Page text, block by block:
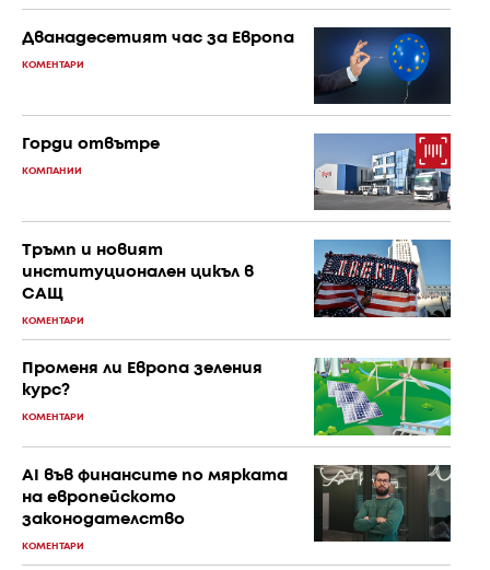
Дванадесетият час за Европа
КОМЕНТАРИ
Горди отвътре
КОМПАНИИ
Тръмп и новият
институционален цикъл в
САЩ
КОМЕНТАРИ
Променя ли Европа зеления
курс?
КОМЕНТАРИ
AI във финансите по мярката
на европейското
законодателство
КОМЕНТАРИ